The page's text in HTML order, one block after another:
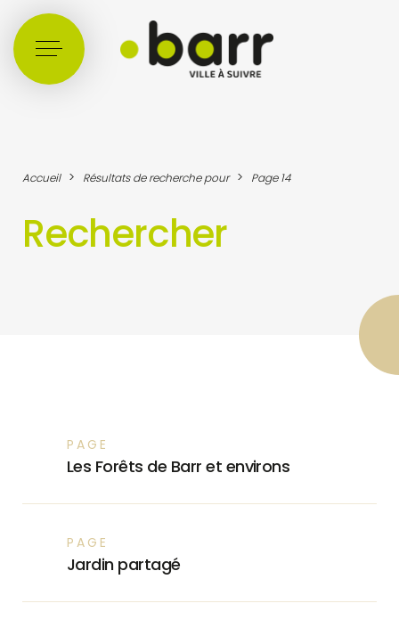
Accueil > Résultats de recherche pour > Page 14
Rechercher
PAGE
Les Forêts de Barr et environs
PAGE
Jardin partagé